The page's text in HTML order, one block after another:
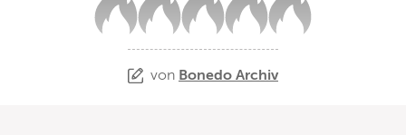
von Bonedo Archiv